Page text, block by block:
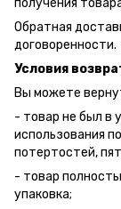
получения
Обратная
договоренности.
Условия
Вы можете
- товар не был в
использования
потертостей,
- товар
упаковка;